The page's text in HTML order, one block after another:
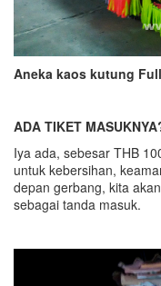
Aneka kaos kutung
ADA TIKET
Iya ada, sebesar THB
untuk kebersihan,
depan gerbang, kita
sebagai tanda masuk.